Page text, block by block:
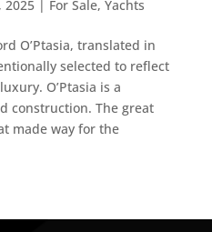
2025| For Sale, Yachts
O’Ptasia, translated in
selected to reflect
O’Ptasia is a
construction. The great
made way for the